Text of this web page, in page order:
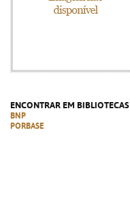
ENCONTRAR EM BIBLIOTECAS
BNP
PORBASE